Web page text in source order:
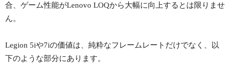
合、ゲーム性能がLenovo LOQから大幅に向上するとは限りませ
ん。
Legion 5iや7iの価値は、純粋なフレームレートだけでなく、以
下のような部分にあります。